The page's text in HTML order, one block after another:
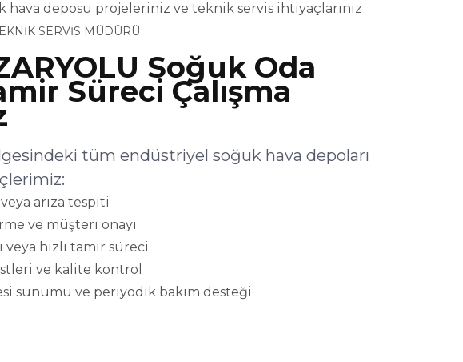
hava deposu projeleriniz ve teknik servis ihtiyaçlarınız
SERVİS MÜDÜRÜ
Soğuk Oda
Süreci Çalışma
tüm endüstriyel soğuk hava depoları
arıza tespiti
ve müşteri onayı
hızlı tamir süreci
ve kalite kontrol
sunumu ve periyodik bakım desteği